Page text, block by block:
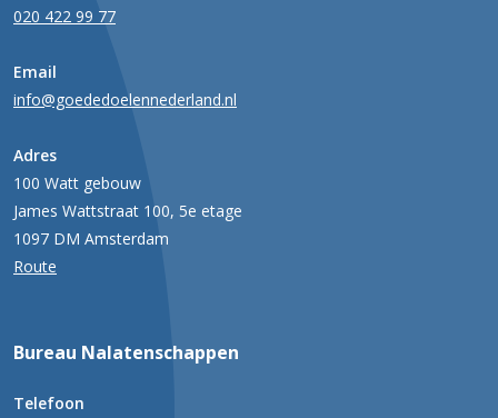
020 422 99 77
Email
info@goededoelennederland.nl
Adres
100 Watt gebouw
James Wattstraat 100, 5e etage
1097 DM Amsterdam
Route
Bureau Nalatenschappen
Telefoon